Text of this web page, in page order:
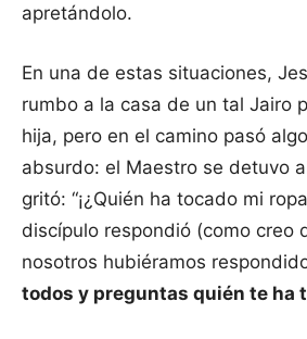
apretándolo.
En una de estas situaciones,
rumbo a la casa de un tal Jairo
hija, pero en el camino pasó
absurdo: el Maestro se detuvo
gritó: “¡¿Quién ha tocado mi
discípulo respondió (como creo
nosotros hubiéramos
todos y preguntas quién te ha